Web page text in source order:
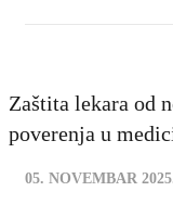
Zaštita lekara od
poverenja u
05. NOVEMBAR